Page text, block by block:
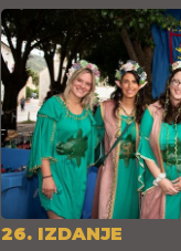
26. IZDANJE